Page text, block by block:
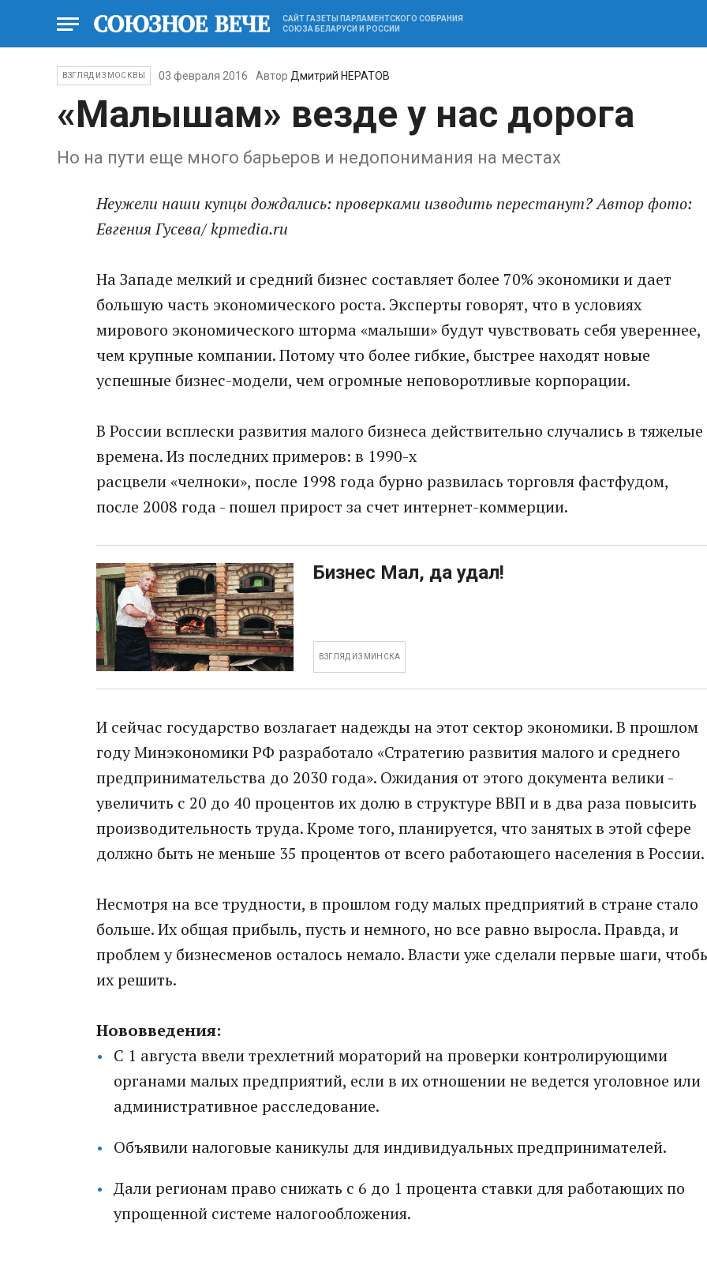
САЙТ ГАЗЕТЫ ПАРЛАМЕНТСКОГО СОБРАНИЯ
СОЮЗА БЕЛАРУСИ И РОССИИ
ВЗГЛЯД ИЗ МОСКВЫ 03 февраля 2016 Автор Дмитрий НЕРАТОВ
«Малышам» везде у нас дорога
Но на пути еще много барьеров и недопонимания на местах
Неужели наши купцы дождались: проверками изводить перестанут? Автор фото:
Евгения Гусева/ kpmedia.ru
На Западе мелкий и средний бизнес составляет более 70% экономики и дает
большую часть экономического роста. Эксперты говорят, что в условиях
мирового экономического шторма «малыши» будут чувствовать себя увереннее,
чем крупные компании. Потому что более гибкие, быстрее находят новые
успешные бизнес-модели, чем огромные неповоротливые корпорации.
В России всплески развития малого бизнеса действительно случались в тяжелые
времена. Из последних примеров: в 1990-х
расцвели «челноки», после 1998 года бурно развилась торговля фастфудом,
после 2008 года - пошел прирост за счет интернет-коммерции.
Бизнес Мал, да удал!
ВЗГЛЯД ИЗ МИНСКА
И сейчас государство возлагает надежды на этот сектор экономики. В прошлом
году Минэкономики РФ разработало «Стратегию развития малого и среднего
предпринимательства до 2030 года». Ожидания от этого документа велики -
увеличить с 20 до 40 процентов их долю в структуре ВВП и в два раза повысить
производительность труда. Кроме того, планируется, что занятых в этой сфере
должно быть не меньше 35 процентов от всего работающего населения в России.
Несмотря на все трудности, в прошлом году малых предприятий в стране стало
больше. Их общая прибыль, пусть и немного, но все равно выросла. Правда, и
проблем у бизнесменов осталось немало. Власти уже сделали первые шаги,
их решить.
Нововведения:
С 1 августа ввели трехлетний мораторий на проверки контролирующими
органами малых предприятий, если в их отношении не ведется уголовное или
административное расследование.
Объявили налоговые каникулы для индивидуальных предпринимателей.
Дали регионам право снижать с 6 до 1 процента ставки для работающих по
упрощенной системе налогообложения.